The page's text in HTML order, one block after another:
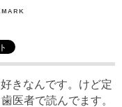
きなんです。けど定
医者で読んでます。